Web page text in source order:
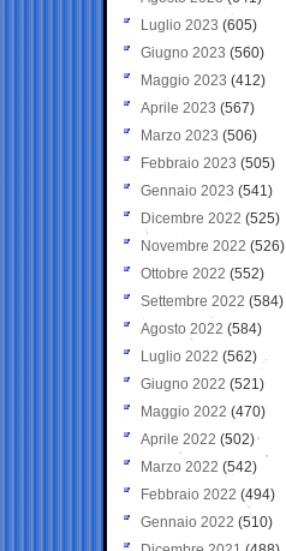
Luglio 2023 (605)
Giugno 2023 (560)
Maggio 2023 (412)
Aprile 2023 (567)
Marzo 2023 (506)
Febbraio 2023 (505)
Gennaio 2023 (541)
Dicembre 2022 (525)
Novembre 2022 (526)
Ottobre 2022 (552)
Settembre 2022 (584)
Agosto 2022 (584)
Luglio 2022 (562)
Giugno 2022 (521)
Maggio 2022 (470)
Aprile 2022 (502)
Marzo 2022 (542)
Febbraio 2022 (494)
Gennaio 2022 (510)